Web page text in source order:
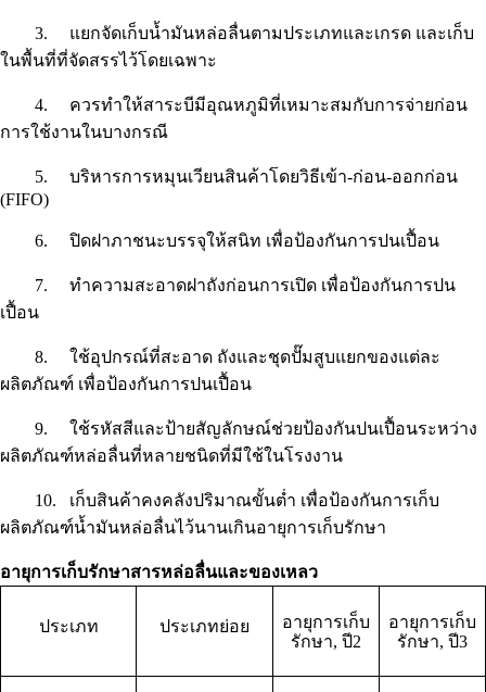
3.
แยกจัดเก็บน้ำมันหล่อลื่นตามประเภทและเกรด และเก็บ
ในพื้นที่ที่จัดสรรไว้โดยเฉพาะ
4.
ควรทำให้สาระบีมีอุณหภูมิที่เหมาะสมกับการจ่ายก่อน
การใช้งานในบางกรณี
5.
บริหารการหมุนเวียนสินค้าโดยวิธีเข้า-ก่อน-ออกก่อน
(FIFO)
6. ปิดฝาภาชนะบรรจุให้สนิท เพื่อป้องกันการปนเปื้อน
7.
ทำความสะอาดฝาถังก่อนการเปิด เพื่อป้องกันการปน
เปื้อน
8.
ใช้อุปกรณ์ที่สะอาด ถังและชุดปั๊มสูบแยกของแต่ละ
ผลิตภัณฑ์ เพื่อป้องกันการปนเปื้อน
9.
ใช้รหัสสีและป้ายสัญลักษณ์ช่วยป้องกันปนเปื้อนระหว่าง
ผลิตภัณฑ์หล่อลื่นที่หลายชนิดที่มีใช้ในโรงงาน
10.
เก็บสินค้าคงคลังปริมาณขั้นต่ำ เพื่อป้องกันการเก็บ
ผลิตภัณฑ์น้ำมันหล่อลื่นไว้นานเกินอายุการเก็บรักษา
อายุการเก็บรักษาสารหล่อลื่นและของเหลว
ประเภท ประเภทย่อย
อายุการเก็บ
รักษา, ปี2
อายุการเก็บ
รักษา, ปี3